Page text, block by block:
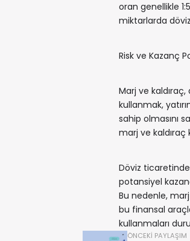
oran genellikle
miktarlarda
Risk ve Kazanç
Marj ve
kullanmak,
sahip olmasını
marj ve kaldıraç
Döviz ticaretinde
potansiyel
Bu nedenle,
bu finansal
kullanmaları
ÖNCEKI PAYLAŞIM